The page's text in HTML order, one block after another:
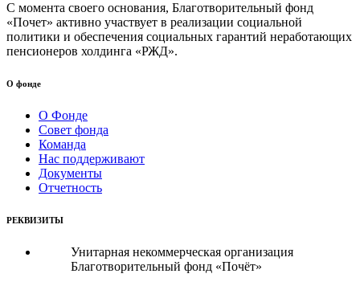
С момента своего основания, Благотворительный фонд
«Почет» активно участвует в реализации социальной
политики и обеспечения социальных гарантий неработающих
пенсионеров холдинга «РЖД».
О фонде
О Фонде
Совет фонда
Команда
Нас поддерживают
Документы
Отчетность
РЕКВИЗИТЫ
Унитарная некоммерческая организация
Благотворительный фонд «Почёт»